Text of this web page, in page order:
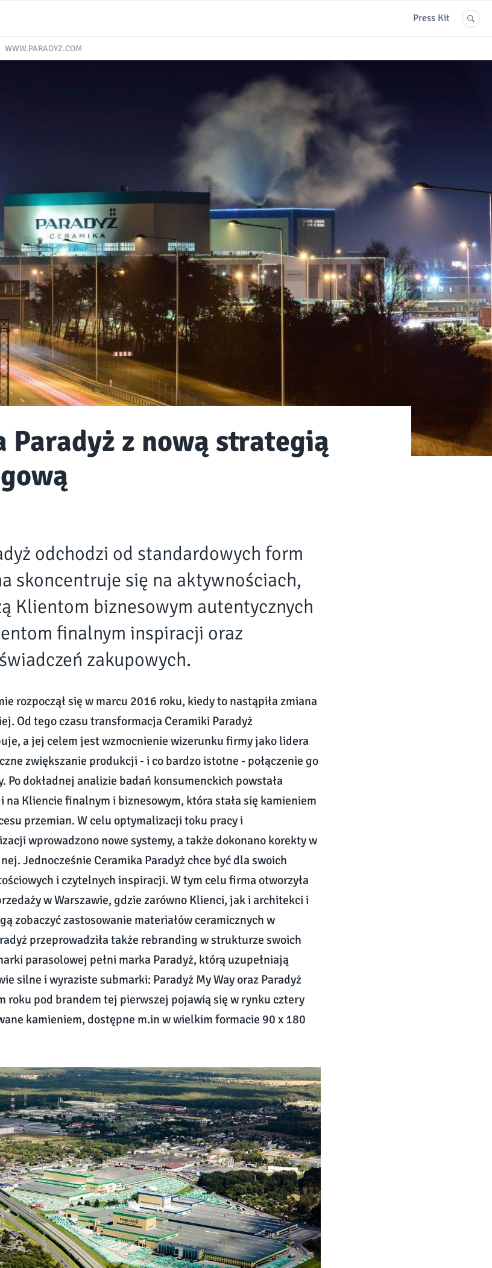
Press Kit
WWW.PARADYZ.COM
Paradyż z nową strategią
odchodzi od standardowych form
skoncentruje się na aktywnościach,
Klientom biznesowym autentycznych
finalnym inspiracji oraz
zakupowych.
rozpoczął się w marcu 2016 roku, kiedy to nastąpiła zmiana
Od tego czasu transformacja Ceramiki Paradyż
a jej celem jest wzmocnienie wizerunku firmy jako lidera
zwiększanie produkcji - i co bardzo istotne - połączenie go
Po dokładnej analizie badań konsumenckich powstała
Kliencie finalnym i biznesowym, która stała się kamieniem
przemian. W celu optymalizacji toku pracy i
wprowadzono nowe systemy, a także dokonano korekty w
Jednocześnie Ceramika Paradyż chce być dla swoich
i czytelnych inspiracji. W tym celu firma otworzyła
w Warszawie, gdzie zarówno Klienci, jak i architekci i
zobaczyć zastosowanie materiałów ceramicznych w
przeprowadziła także rebranding w strukturze swoich
parasolowej pełni marka Paradyż, którą uzupełniają
silne i wyraziste submarki: Paradyż My Way oraz Paradyż
roku pod brandem tej pierwszej pojawią się w rynku cztery
kamieniem, dostępne m.in w wielkim formacie 90 x 180